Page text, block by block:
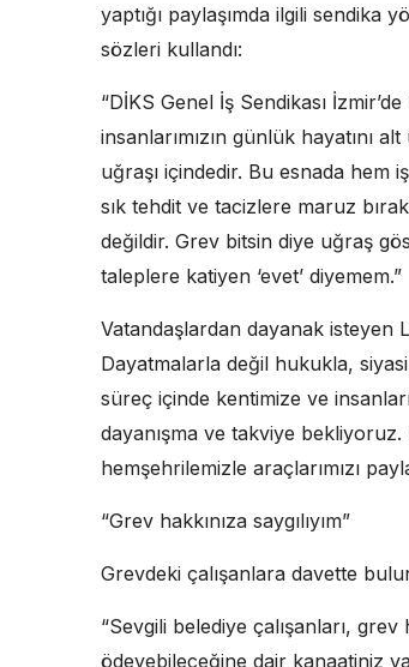
yaptığı paylaşımda ilgili sendika
sözleri kullandı:
“DİKS Genel İş Sendikası
insanlarımızın günlük hayatını
uğraşı içindedir. Bu esnada hem
sık tehdit ve tacizlere maruz
değildir. Grev bitsin diye uğraş
taleplere katiyen ‘evet’ diyemem.”
Vatandaşlardan dayanak isteyen
Dayatmalarla değil hukukla,
süreç içinde kentimize ve
dayanışma ve takviye bekliyoruz.
hemşehrilemizle araçlarımızı
“Grev hakkınıza saygılıyım”
Grevdeki çalışanlara davette
“Sevgili belediye çalışanları,
ödeyebileceğine dair kanaatiniz